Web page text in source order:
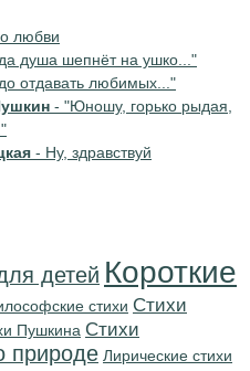
любви
душа шепнёт на ушко..."
отдавать любимых..."
- "Юношу, горько рыдая,
- Ну, здравствуй
детей Короткие
стихи Cтихи
Пушкина Cтихи
природе Лирические стихи